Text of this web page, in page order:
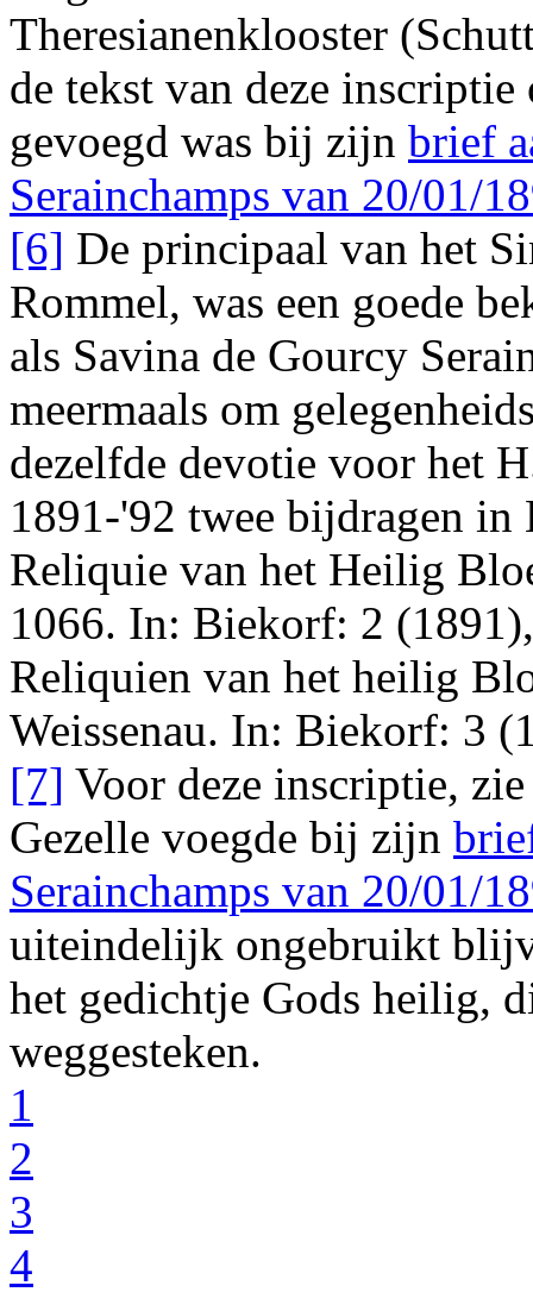
Theresianenklooster
de tekst van deze
gevoegd was bij zijn brief
Serainchamps van 20/01/
[6] De principaal van het
Rommel, was een goede
als Savina de Gourcy
meermaals om
dezelfde devotie voor het
1891-'92 twee bijdragen
Reliquie van het Heilig
1066. In: Biekorf: 2
Reliquien van het heilig
Weissenau. In: Biekorf: 3
[7] Voor deze inscriptie,
Gezelle voegde bij zijn
Serainchamps van 20/01/
uiteindelijk ongebruikt
het gedichtje Gods heilig,
weggesteken.
1
2
3
4